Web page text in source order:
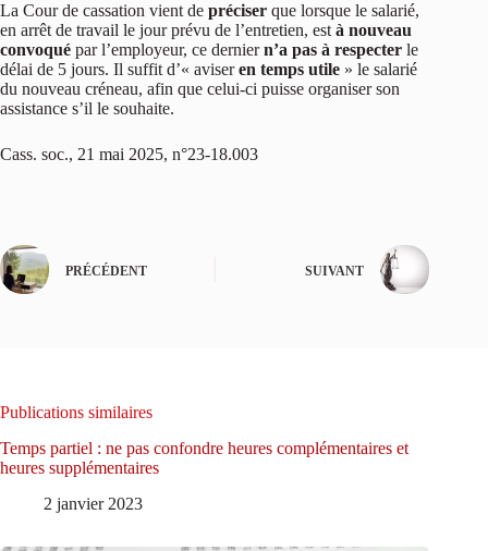
La Cour de cassation vient de préciser que lorsque le salarié,
en arrêt de travail le jour prévu de l’entretien, est à nouveau
convoqué par l’employeur, ce derniern’a pas à respecter le
délai de 5 jours. Il suffit d’« aviseren temps utile » le salarié
du nouveau créneau, afin que celui-ci puisse organiser son
assistance s’il le souhaite.
Cass. soc., 21 mai 2025, n°23-18.003
PRÉCÉDENT SUIVANT
Publications similaires
Temps partiel : ne pas confondre heures complémentaires et
heures supplémentaires
2 janvier 2023